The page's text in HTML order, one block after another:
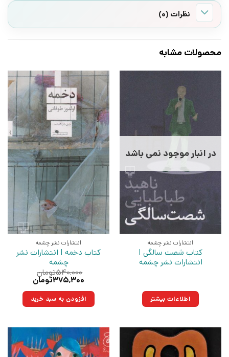
نظرات (0)
محصولات مشابه
در انبار موجود نمی باشد
انتشارات نشر چشمه
کتاب شصت سالگی |
انتشارات نشر چشمه
اطلاعات بیشتر
انتشارات نشر چشمه
کتاب دخمه | انتشارات نشر
چشمه
۵۴۰,۰۰۰تومان
قیمت
۵۴۰,۰۰۰تومان
بود.
۳۷۵,۳۰۰تومان
۳۷۵,۳۰۰تومان.افزودن به سبد خرید